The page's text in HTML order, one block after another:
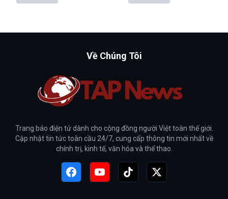
Về Chúng Tôi
Trang báo điện tử dành cho cộng đồng người Việt toàn thế giới.
Cập nhật tin tức toàn cầu 24/7, cung cấp thông tin mới nhất về
chính trị, kinh tế, văn hóa và thể thao.